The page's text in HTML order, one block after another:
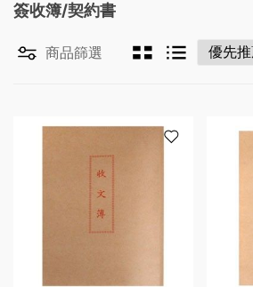
簽收簿/契約書
商品篩選